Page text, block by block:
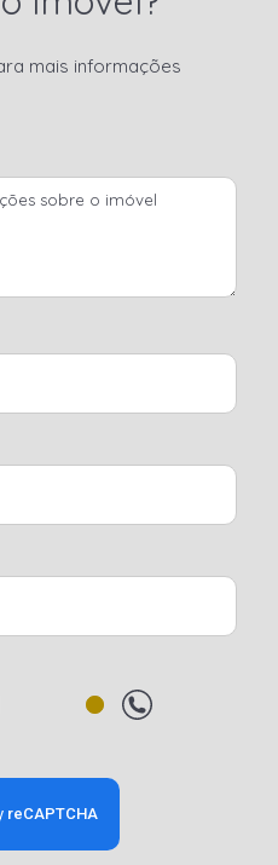
mais informações